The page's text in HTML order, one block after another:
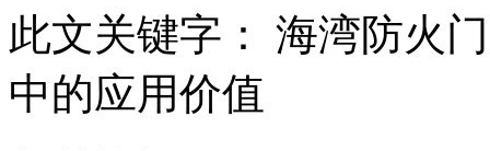
此文关键字：
海湾防火
中的应用价值